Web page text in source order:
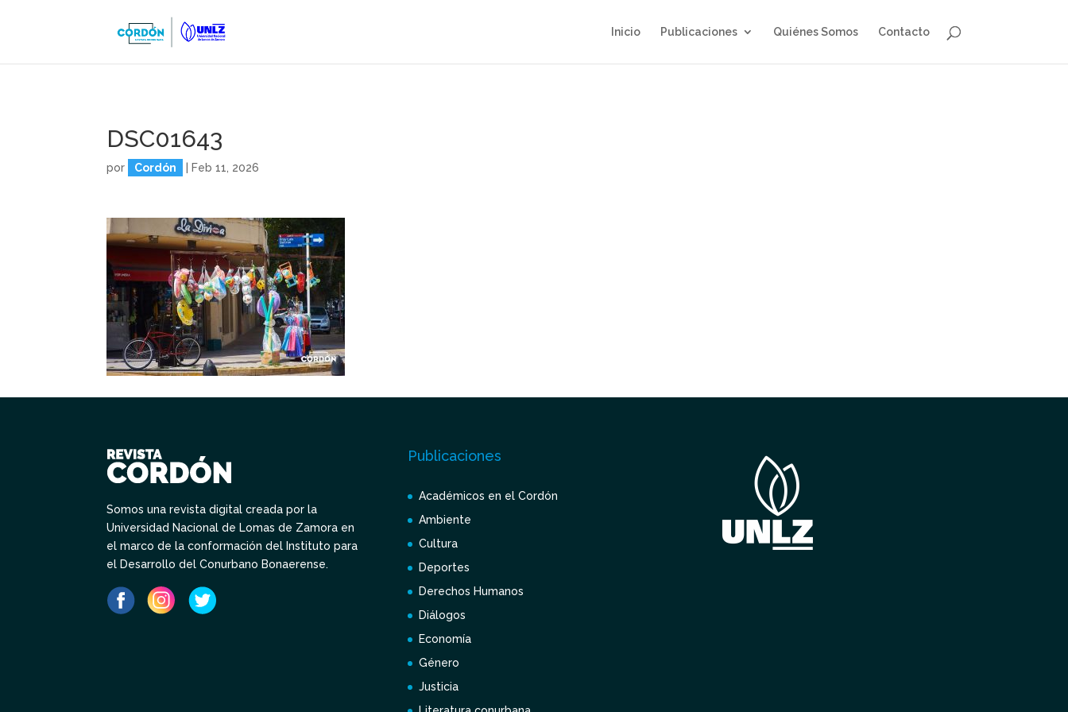
Inicio Publicaciones Quiénes Somos Contacto
DSC01643
por Cordón Feb 11, 2026
Somos una revista digital creada por la
Universidad Nacional de Lomas de Zamora en
el marco de la conformación del Instituto para
el Desarrollo del Conurbano Bonaerense.
Publicaciones
Académicos en el Cordón
Ambiente
Cultura
Deportes
Derechos Humanos
Diálogos
Economía
Género
Justicia